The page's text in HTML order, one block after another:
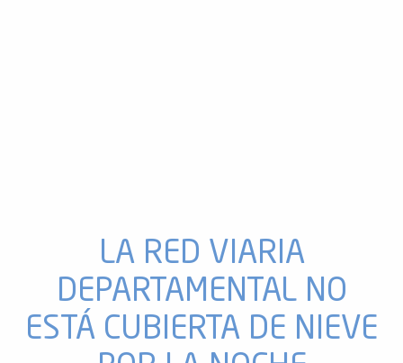
LA RED VIARIA
DEPARTAMENTAL NO
ESTÁ CUBIERTA DE NIEVE